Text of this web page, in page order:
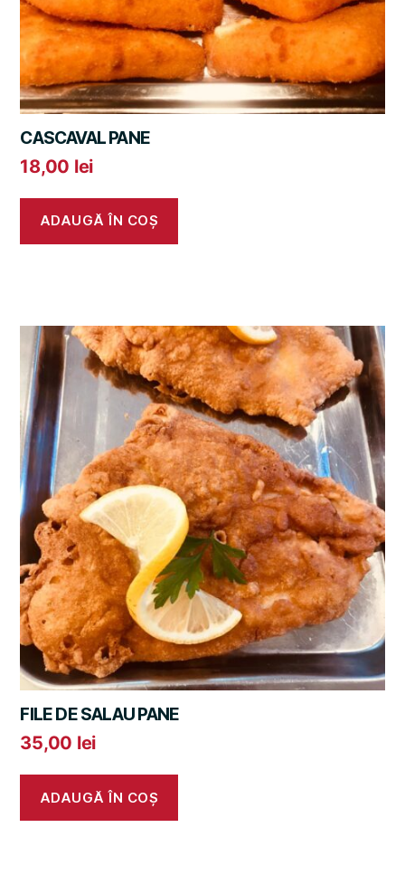
CASCAVAL PANE
18,00 lei
ADAUGĂ ÎN COȘ
FILE DE SALAU PANE
35,00 lei
ADAUGĂ ÎN COȘ